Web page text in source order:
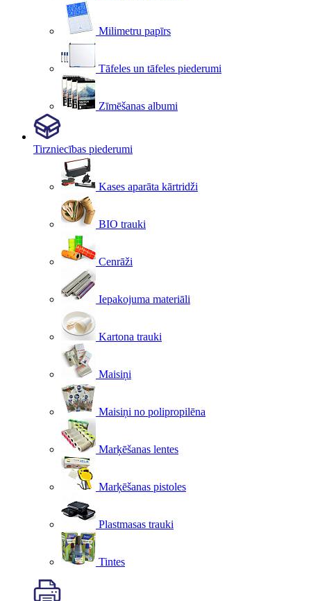
Milimetru papīrs
Tāfeles un tāfeles piederumi
Zīmēšanas albumi
Tirzniecības piederumi
Kases aparāta kārtridži
BIO trauki
Cenrāži
Iepakojuma materiāli
Kartona trauki
Maisiņi
Maisiņi no polipropilēna
Marķēšanas lentes
Marķēšanas pistoles
Plastmasas trauki
Tintes